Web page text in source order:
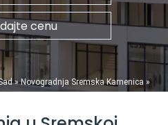
cenu
» Novogradnja Sremska Kamenica »